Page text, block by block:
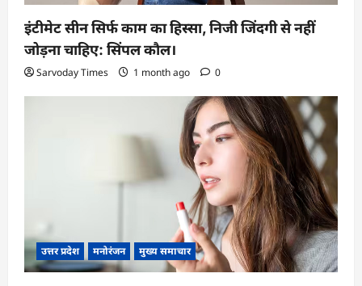
इंटीमेट सीन सिर्फ काम का हिस्सा, निजी जिंदगी से नहीं
जोड़ना चाहिए: सिंपल कौल।
Sarvoday Times 1 month ago 0
उत्तर प्रदेश मनोरंजन मुख्य समाचार